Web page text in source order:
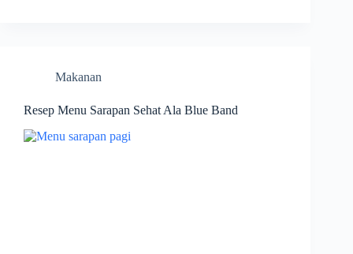
Makanan
Resep Menu Sarapan Sehat Ala Blue Band